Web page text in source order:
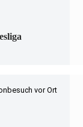
vor Ort